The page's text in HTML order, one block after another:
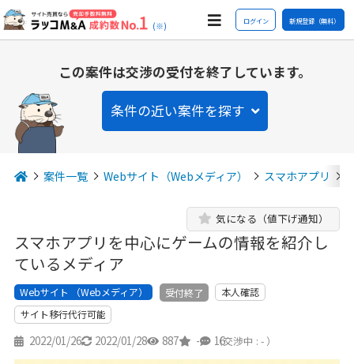
(※) ログイン 新規登録（無料）
この案件は交渉の受付を終了しています。
条件の近い案件を探す
案件一覧 Webサイト（Webメディア） スマホアプリ
スマホアプリを中心にゲームの情報を紹介し
ているメディア
気になる（値下げ通知）
Webサイト （Webメディア） 受付終了
本人確認
サイト移行代行可能
2022/01/26 2022/01/28 887 - 16
（交渉中 : - ）